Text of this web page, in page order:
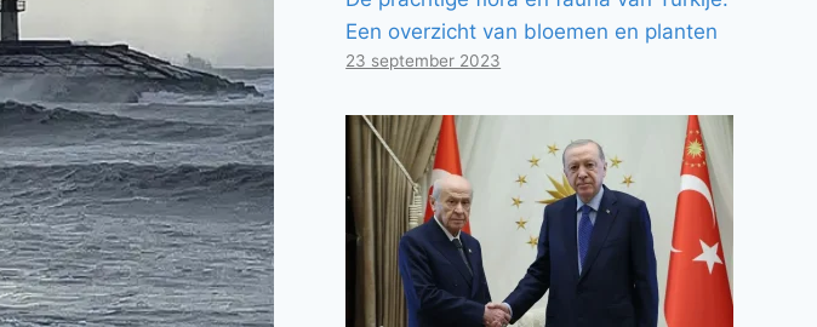
Een overzicht van bloemen en planten
23 september 2023